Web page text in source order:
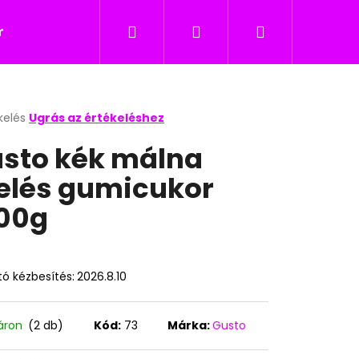
Nyalókák Édesség gyerekeknek
KeresésBejelentkezés
Kosár
Ugrás az értékeléshez
kék málna
gumicukor
kézbesítés: 2026.8.10
(2 db) Kód: 73 Márka:Gusto
Következő